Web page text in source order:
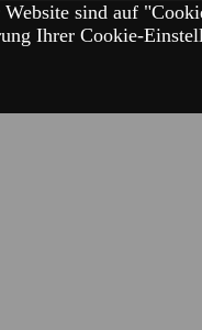
sind auf
Ihrer Cookie-